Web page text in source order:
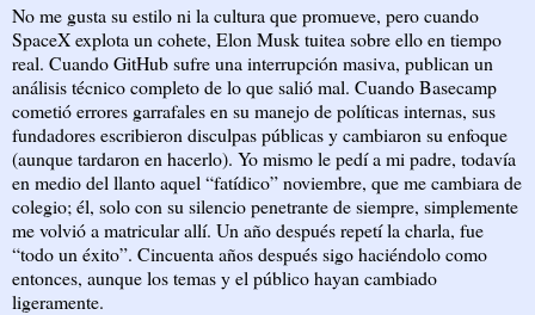
No me gusta su estilo ni la cultura que promueve, pero cuando
SpaceX explota un cohete, Elon Musk tuitea sobre ello en tiempo
real. Cuando GitHub sufre una interrupción masiva, publican un
análisis técnico completo de lo que salió mal. Cuando Basecamp
cometió errores garrafales en su manejo de políticas internas, sus
fundadores escribieron disculpas públicas y cambiaron su enfoque
(aunque tardaron en hacerlo). Yo mismo le pedí a mi padre, todavía
en medio del llanto aquel “fatídico” noviembre, que me cambiara de
colegio; él, solo con su silencio penetrante de siempre, simplemente
me volvió a matricular allí. Un año después repetí la charla, fue
“todo un éxito”. Cincuenta años después sigo haciéndolo como
entonces, aunque los temas y el público hayan cambiado
ligeramente.